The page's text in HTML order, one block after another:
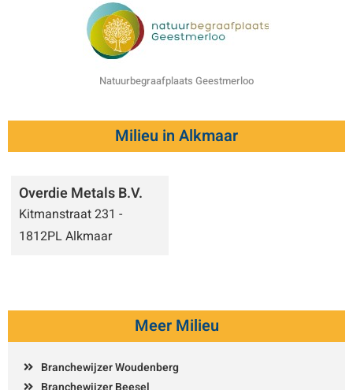
Natuurbegraafplaats Geestmerloo
Milieu in Alkmaar
Overdie Metals B.V.
Kitmanstraat 231 -
1812PL Alkmaar
Meer Milieu
Branchewijzer Woudenberg